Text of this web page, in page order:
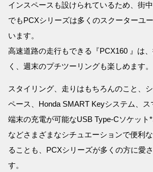
インスペースも設けられているため、街
でもPCXシリーズは多くのスクーターユ
います。
高速道路の走行もできる『PCX160 』は
く、週末のプチツーリングも楽しめます。
スタイリング、走りはもちろんのこと、
ペース、Honda SMART Keyシステム、ス
端末の充電が可能なUSB Type-Cソケット
などさまざまなシチュエーションで便利
ることも、PCXシリーズが多くの方に愛
す。